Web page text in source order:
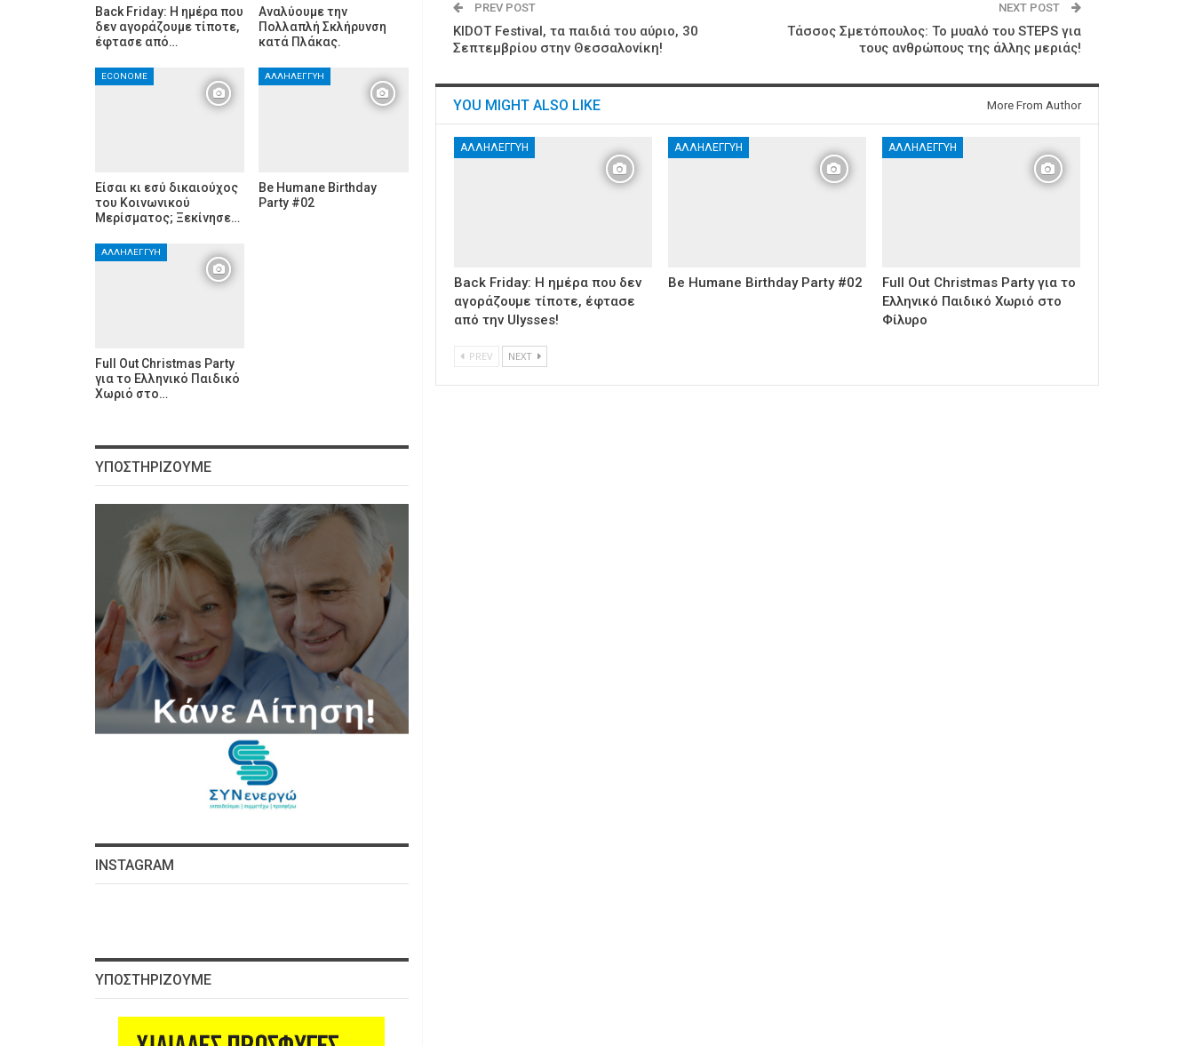
PREV POST
KIDOT Festival, τα παιδιά του αύριο, 30
Σεπτεμβρίου στην Θεσσαλονίκη!
NEXT POST
Τάσσος Σμετόπουλος: Το μυαλό του STEPS για
τους ανθρώπους της άλλης μεριάς!
YOU MIGHT ALSO LIKE More From Author
ΑΛΛΗΛΕΓΓΎΗ
Back Friday: H ημέρα που δεν
αγοράζουμε τίποτε, έφτασε
από την Ulysses!
ΑΛΛΗΛΕΓΓΎΗ
Be Humane Birthday Party #02
ΑΛΛΗΛΕΓΓΎΗ
Full Out Christmas Party για το
Ελληνικό Παιδικό Χωριό στο
Φίλυρο
PREV NEXT
Back Friday: H ημέρα που
δεν αγοράζουμε τίποτε,
έφτασε από…
Αναλύουμε την
Πολλαπλή Σκλήρυνση
κατά Πλάκας.
ECONOME
Είσαι κι εσύ δικαιούχος
του Κοινωνικού
Μερίσματος; Ξεκίνησε…
ΑΛΛΗΛΕΓΓΎΗ
Be Humane Birthday
Party #02
ΑΛΛΗΛΕΓΓΎΗ
Full Out Christmas Party
για το Ελληνικό Παιδικό
Χωριό στο…
ΥΠΟΣΤΗΡΊΖΟΥΜΕ
INSTAGRAM
ΥΠΟΣΤΗΡΊΖΟΥΜΕ